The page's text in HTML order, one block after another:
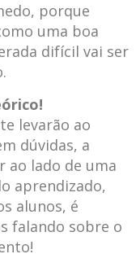
porque
uma boa
difícil vai ser
levarão ao
dúvidas, a
ao lado de uma
aprendizado,
alunos, é
falando sobre o